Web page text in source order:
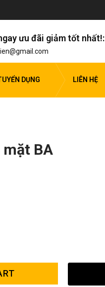
ưu đãi giảm tốt nhất!:
DỤNG LIÊN HỆ
BA